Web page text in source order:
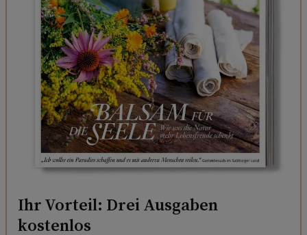
Ihr Vorteil: Drei Ausgaben
kostenlos